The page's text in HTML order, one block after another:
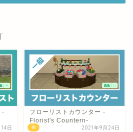
-
日 棚
フローリストカウンター -
Florist's Countern-
2021年9月24日